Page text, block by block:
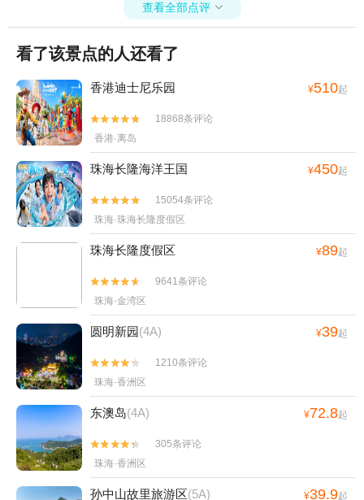
查看全部点评 
看了该景点的人还看了
香港迪士尼乐园 ¥510起


18868条评论
香港·离岛
珠海长隆海洋王国 ¥450起


15054条评论
珠海·珠海长隆度假区
珠海长隆度假区 ¥89起


9641条评论
珠海·金湾区
圆明新园(4A) ¥39起


1210条评论
珠海·香洲区
东澳岛(4A) ¥72.8起


305条评论
珠海·香洲区
孙中山故里旅游区(5A) ¥39.9起